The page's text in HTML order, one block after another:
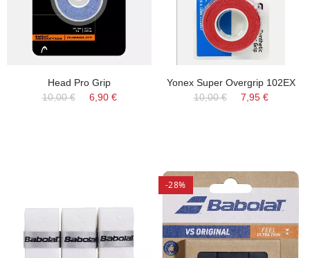
Head Pro Grip
10,00 €
6,90 €
Yonex Super Overgrip 102EX
10,00 €
7,95 €
-28%